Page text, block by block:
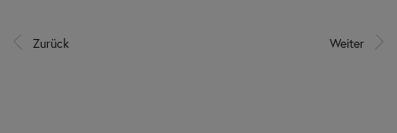
Zurück Weiter